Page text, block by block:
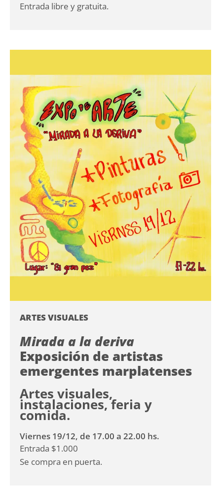
Entrada libre y gratuita.
ARTES VISUALES
Mirada a la deriva
Exposición de artistas
emergentes marplatenses
Artes visuales,
instalaciones, feria y
comida.
Viernes 19/12, de 17.00 a 22.00 hs.
Entrada $1.000
Se compra en puerta.